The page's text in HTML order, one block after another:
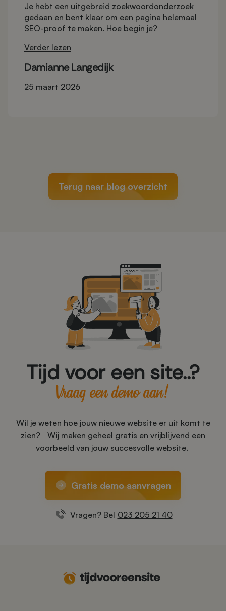
Je hebt een uitgebreid zoekwoordonderzoek
gedaan en bent klaar om een pagina helemaal
SEO-proof te maken. Hoe begin je?
Verder lezen
Damianne Langedijk
25 maart 2026
Terug naar blog overzicht
Tijd voor een site..?
Vraag een demo aan!
Wil je weten hoe jouw nieuwe website er uit komt te
zien? Wij maken geheel gratis en vrijblijvend een
voorbeeld van jouw succesvolle website.
Gratis demo aanvragen
Vragen? Bel 023 205 21 40